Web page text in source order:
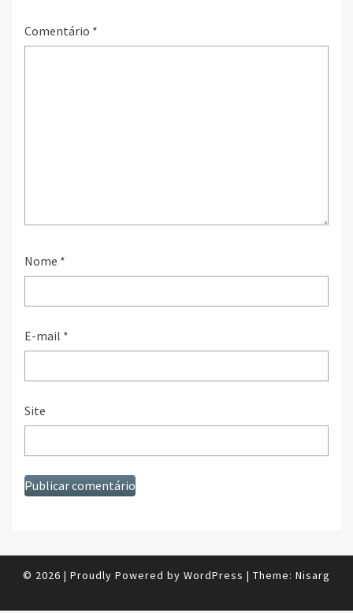
Comentário *
Nome *
E-mail *
Site
© 2026 | Proudly Powered by WordPress | Theme: Nisarg